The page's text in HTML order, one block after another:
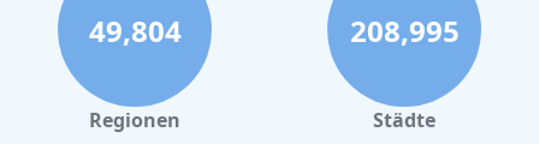
49,804
Regionen
208,995
Städte